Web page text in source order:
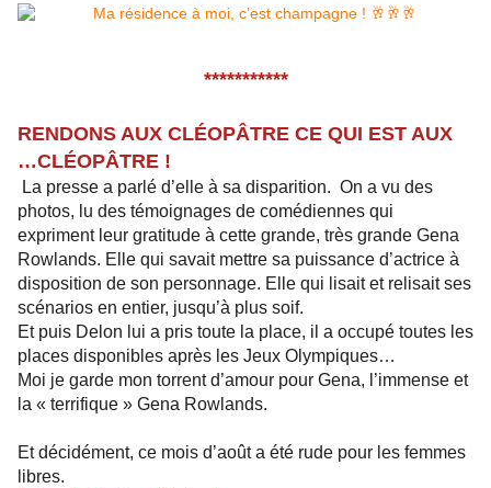
***********
RENDONS AUX CLÉOPÂTRE CE QUI EST AUX
…CLÉOPÂTRE !
La presse a parlé d’elle à sa disparition. On a vu des
photos, lu des témoignages de comédiennes qui
expriment leur gratitude à cette grande, très grande Gena
Rowlands. Elle qui savait mettre sa puissance d’actrice à
disposition de son personnage. Elle qui lisait et relisait ses
scénarios en entier, jusqu’à plus soif.
Et puis Delon lui a pris toute la place, il a occupé toutes les
places disponibles après les Jeux Olympiques…
Moi je garde mon torrent d’amour pour Gena, l’immense et
la « terrifique » Gena Rowlands.
Et décidément, ce mois d’août a été rude pour les femmes
libres.